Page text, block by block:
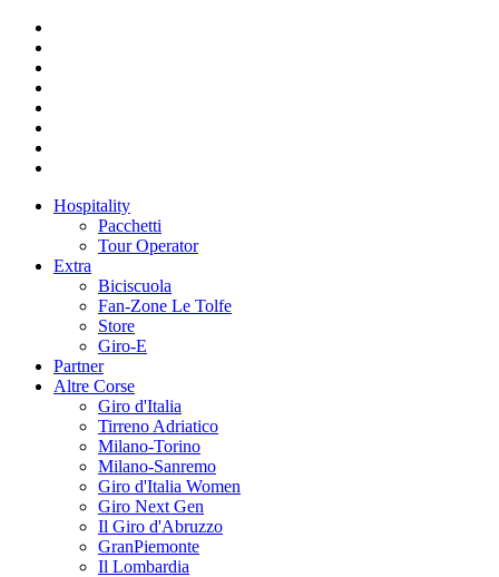
Hospitality
Pacchetti
Tour Operator
Extra
Biciscuola
Fan-Zone Le Tolfe
Store
Giro-E
Partner
Altre Corse
Giro d'Italia
Tirreno Adriatico
Milano-Torino
Milano-Sanremo
Giro d'Italia Women
Giro Next Gen
Il Giro d'Abruzzo
GranPiemonte
Il Lombardia